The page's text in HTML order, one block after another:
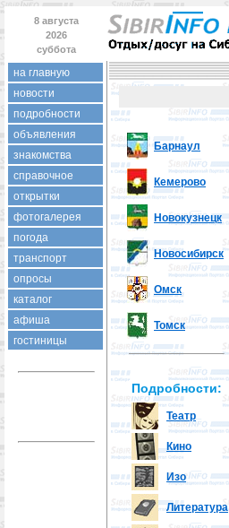
8 августа
2026
суббота
на главную
новости
подробности
объявления
знакомства
справочное
открытки
фотогалерея
погода
транспорт
опросы
каталог
афиша
гостиницы
Барнаул
Кемерово
Новокузнецк
Новосибирск
Омск
Томск
Подробности:
Театр
Кино
Изо
Литература